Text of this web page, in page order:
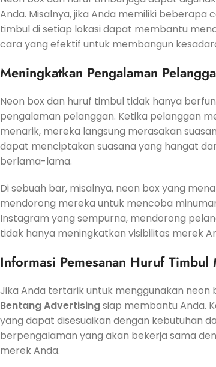
Anda. Misalnya, jika Anda memiliki beberapa
timbul di setiap lokasi dapat membantu
cara yang efektif untuk membangun
Meningkatkan Pengalaman
Neon box dan huruf timbul tidak hanya
pengalaman pelanggan. Ketika pelanggan
menarik, mereka langsung merasakan
dapat menciptakan suasana yang hangat
berlama-lama.
Di sebuah bar, misalnya, neon box yang
mendorong mereka untuk mencoba
Instagram yang sempurna, mendorong
tidak hanya meningkatkan visibilitas merek
Informasi Pemesanan Huruf Timbul
Jika Anda tertarik untuk menggunakan
Bentang Advertisingsiap membantu Anda.
yang dapat disesuaikan dengan kebutuhan
berpengalaman yang akan bekerja sama
merek Anda.